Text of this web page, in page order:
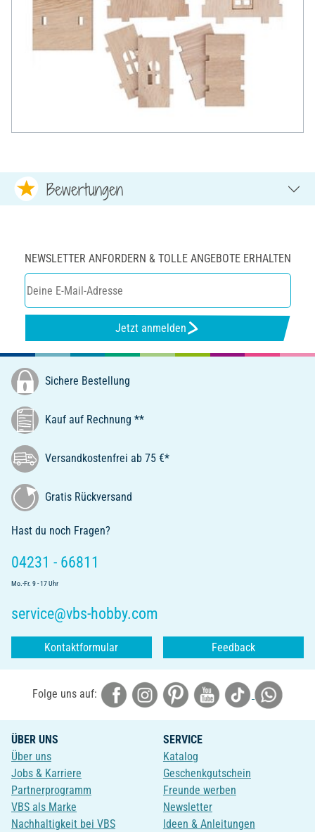
Bewertungen
NEWSLETTER ANFORDERN & TOLLE ANGEBOTE ERHALTEN
Jetzt anmelden
Sichere Bestellung
Kauf auf Rechnung **
Versandkostenfrei ab 75 €*
Gratis Rückversand
Hast du noch Fragen?
04231 - 66811
Mo.-Fr. 9 - 17 Uhr
service@vbs-hobby.com
Kontaktformular Feedback
Folge uns auf:
ÜBER UNS
Über uns
Jobs & Karriere
Partnerprogramm
VBS als Marke
Nachhaltigkeit bei VBS
SERVICE
Katalog
Geschenkgutschein
Freunde werben
Newsletter
Ideen & Anleitungen